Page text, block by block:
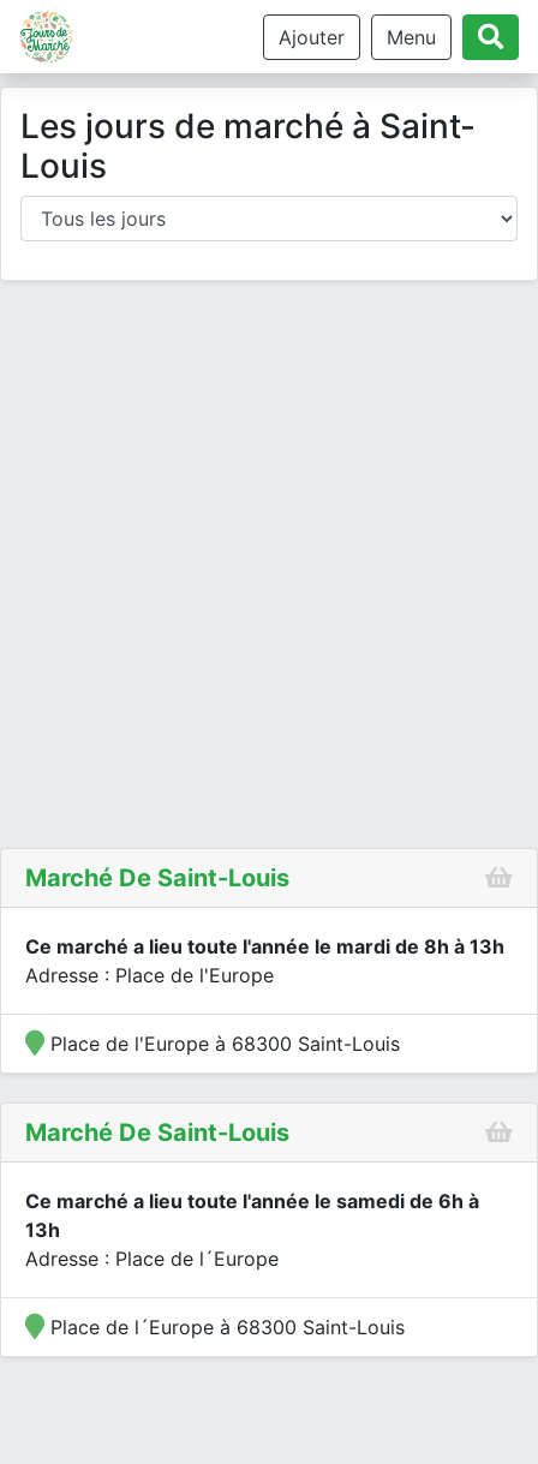
Ajouter Menu
Les jours de marché à Saint-
Louis
Marché De Saint-Louis
Ce marché a lieu toute l'année le mardi de 8h à 13h
Adresse : Place de l'Europe
Place de l'Europe à 68300 Saint-Louis
Marché De Saint-Louis
Ce marché a lieu toute l'année le samedi de 6h à
13h
Adresse : Place de l´Europe
Place de l´Europe à 68300 Saint-Louis